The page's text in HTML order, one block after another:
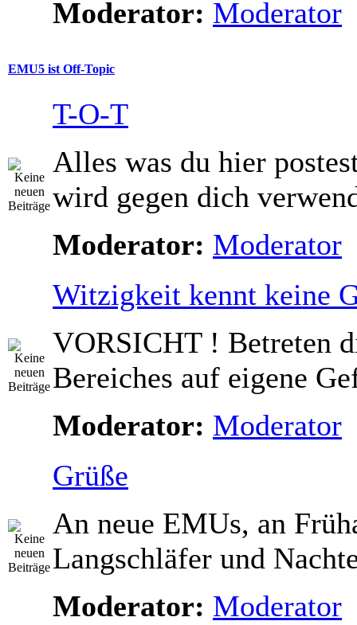
Moderator: Moderator
EMU5 ist Off-Topic
T-O-T
Alles was du hier
wird gegen dich
Moderator: Moderator
Witzigkeit kennt keine
VORSICHT ! Betreten
Bereiches auf eigene
Moderator: Moderator
Grüße
An neue EMUs, an
Langschläfer und
Moderator: Moderator